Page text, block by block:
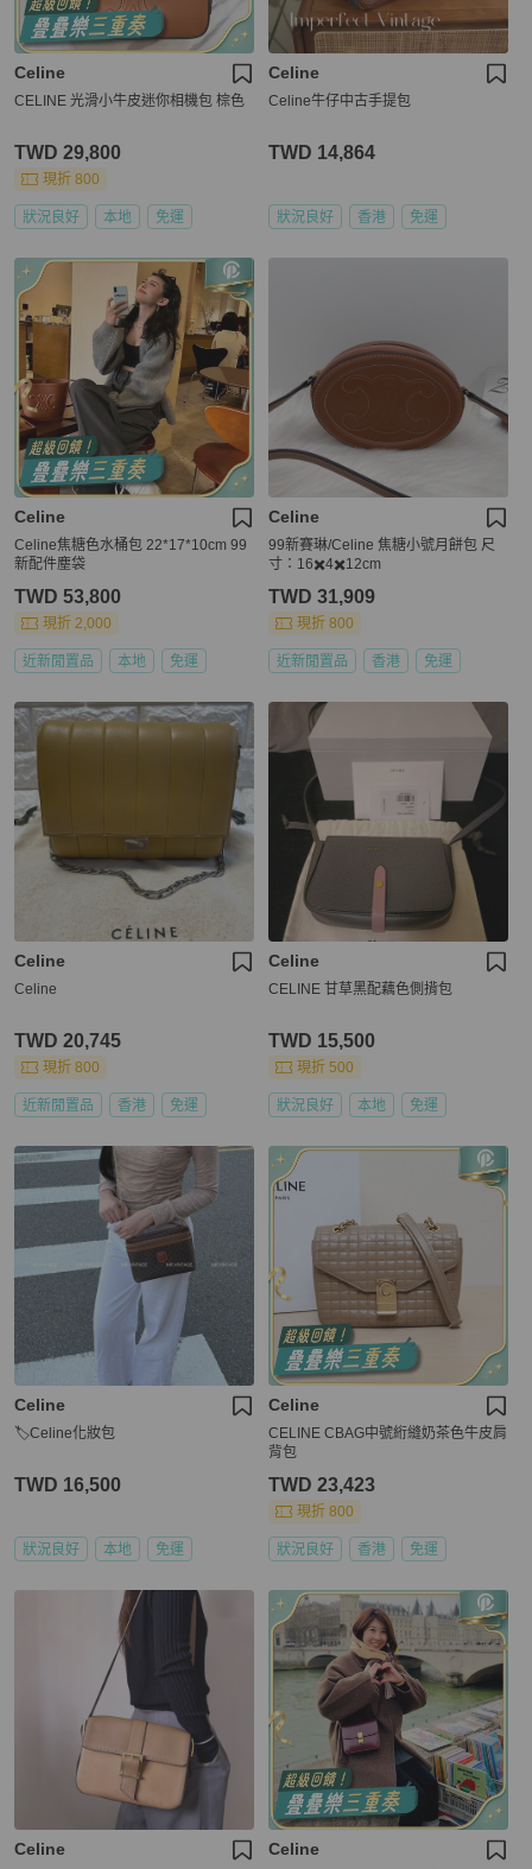
Celine
CELINE 光滑小牛皮迷你相機包 棕色
TWD 29,800
現折 800
狀況良好 本地 免運
Celine
Celine牛仔中古手提包
TWD 14,864
狀況良好 香港 免運
Celine
Celine焦糖色水桶包 22*17*10cm 99
新配件塵袋
TWD 53,800
現折 2,000
近新閒置品 本地 免運
Celine
99新賽琳/Celine 焦糖小號月餅包 尺
寸：16✖️4✖️12cm
TWD 31,909
現折 800
近新閒置品 香港 免運
Celine
Celine
TWD 20,745
現折 800
近新閒置品 香港 免運
Celine
CELINE 甘草黑配藕色側揹包
TWD 15,500
現折 500
狀況良好 本地 免運
Celine
🏷Celine化妝包
TWD 16,500
狀況良好 本地 免運
Celine
CELINE CBAG中號絎縫奶茶色牛皮肩
背包
TWD 23,423
現折 800
狀況良好 香港 免運
Celine Celine